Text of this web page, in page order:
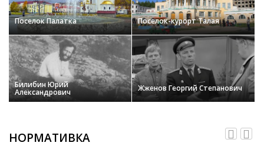
Поселок Палатка Поселок-курорт Талая
Билибин Юрий
Александрович Жженов Георгий Степанович
НОРМАТИВКА